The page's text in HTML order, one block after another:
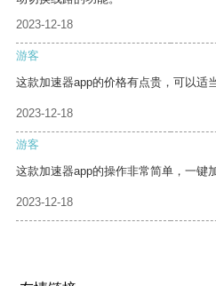
2023-12-18
游客
这款加速器app的价格有点贵，可以适
2023-12-18
游客
这款加速器app的操作非常简单，一键
2023-12-18